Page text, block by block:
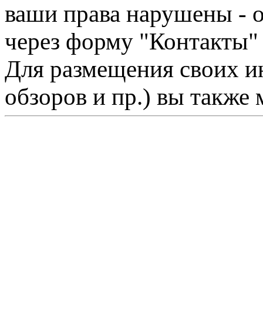
ваши права нарушены -
через форму "Контакты"
Для размещения своих
обзоров и пр.) вы также